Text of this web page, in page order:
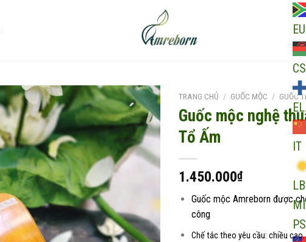
EU
CS
EL
IT
LB
MI
PS
Add to
wishlist
TRANG CHỦ / GUỐC MỘC / GUỐC
Guốc mộc nghệ
Tổ Ấm
1.450.000₫
Guốc mộc Amreborn được
công
Chế tác theo yêu cầu: chiều